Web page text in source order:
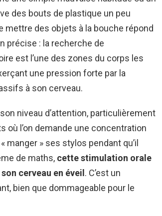
des bouts de plastique un peu
mettre des objets à la bouche répond
précise : la recherche de
est l’une des zones du corps les
une pression forte par la
à son cerveau.
niveau d’attention, particulièrement
où l’on demande une concentration
» ses stylos pendant qu’il
de maths, cette stimulation orale
cerveau en éveil . C’est un
bien que dommageable pour le